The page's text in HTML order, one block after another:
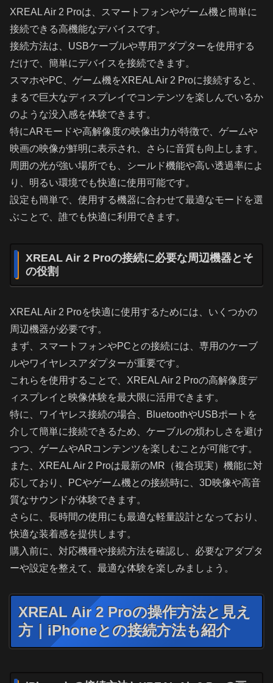
XREAL Air 2 Proは、スマートフォンやゲーム機と簡単に
接続できる高機能なデバイスです。
接続方法は、USBケーブルや専用アダプターを使用する
だけで、簡単にデバイスを接続できます。
スマホやPC、ゲーム機をXREAL Air 2 Proに接続すると、
まるで巨大なディスプレイでコンテンツを楽しんでいるか
のような没入感を体験できます。
特にARモードや高解像度の映像出力が特徴で、ゲームや
映画の映像が鮮明に表示され、さらに音質も向上します。
周囲の光が強い場所でも、シールド機能や高い透過率によ
り、明るい環境でも快適に使用可能です。
設定も簡単で、使用する機器に合わせて最適なモードを選
ぶことで、誰でも快適に利用できます。
XREAL Air 2 Proの接続に必要な周辺機器とそ
の役割
XREAL Air 2 Proを快適に使用するためには、いくつかの
周辺機器が必要です。
まず、スマートフォンやPCとの接続には、専用のケーブ
ルやワイヤレスアダプターが重要です。
これらを使用することで、XREAL Air 2 Proの高解像度デ
ィスプレイと映像体験を最大限に活用できます。
特に、ワイヤレス接続の場合、BluetoothやUSBポートを
介して簡単に接続できるため、ケーブルの煩わしさを避け
つつ、ゲームやARコンテンツを楽しむことが可能です。
また、XREAL Air 2 Proは最新のMR（複合現実）機能に対
応しており、PCやゲーム機との接続時に、3D映像や高音
質なサウンドが体験できます。
さらに、長時間の使用にも最適な軽量設計となっており、
快適な装着感を提供します。
購入前に、対応機種や接続方法を確認し、必要なアダプタ
ーや設定を整えて、最適な体験を楽しみましょう。
XREAL Air 2 Proの操作方法と見え
方｜iPhoneとの接続方法も紹介